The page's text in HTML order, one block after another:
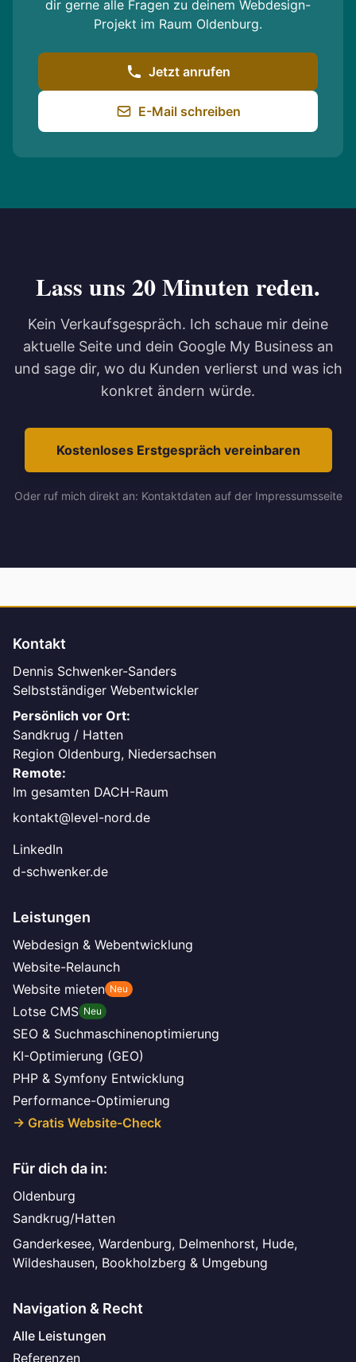
dir gerne alle Fragen zu deinem Webdesign-
Projekt im Raum Oldenburg.
Jetzt anrufen
E-Mail schreiben
Lass uns 20 Minuten reden.
Kein Verkaufsgespräch. Ich schaue mir deine
aktuelle Seite und dein Google My Business an
und sage dir, wo du Kunden verlierst und was ich
konkret ändern würde.
Kostenloses Erstgespräch vereinbaren
Oder ruf mich direkt an: Kontaktdaten auf der Impressumsseite
Kontakt
Dennis Schwenker-Sanders
Selbstständiger Webentwickler
Persönlich vor Ort:
Sandkrug / Hatten
Region Oldenburg, Niedersachsen
Remote:
Im gesamten DACH-Raum
kontakt@level-nord.de
LinkedIn
d-schwenker.de
Leistungen
Webdesign & Webentwicklung
Website-Relaunch
Website mieten Neu
Lotse CMS Neu
SEO & Suchmaschinenoptimierung
KI-Optimierung (GEO)
PHP & Symfony Entwicklung
Performance-Optimierung
→ Gratis Website-Check
Für dich da in:
Oldenburg
Sandkrug/Hatten
Ganderkesee, Wardenburg, Delmenhorst, Hude,
Wildeshausen, Bookholzberg & Umgebung
Navigation & Recht
Alle Leistungen
Referenzen